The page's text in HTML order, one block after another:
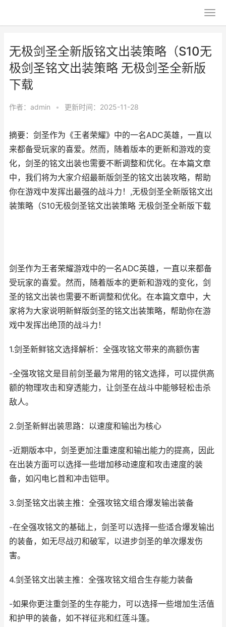
无极剑圣全新版铭文出装策略（S10无
极剑圣铭文出装策略 无极剑圣全新版
下载
作者： admin • 更新时间：2025-11-28
摘要：剑圣作为《王者荣耀》中的一名ADC英雄，一直以
来都备受玩家的喜爱。然而，随着版本的更新和游戏的变
化，剑圣的铭文出装也需要不断调整和优化。在本篇文章
中，我们将为大家介绍最新版剑圣的铭文出装攻略，帮助
你在游戏中发挥出最强的战斗力！,无极剑圣全新版铭文出
装策略（S10无极剑圣铭文出装策略 无极剑圣全新版下载
剑圣作为王者荣耀游戏中的一名ADC英雄，一直以来都备
受玩家的喜爱。然而，随着版本的更新和游戏的变化，剑
圣的铭文出装也需要不断调整和优化。在本篇文章中，大
家将为大家说明新鲜版剑圣的铭文出装策略，帮助你在游
戏中发挥出绝顶的战斗力！
1.剑圣新鲜铭文选择解析：全强攻铭文带来的高额伤害
-全强攻铭文是目前剑圣最为常用的铭文选择，可以提供高
额的物理攻击和穿透能力，让剑圣在战斗中能够轻松击杀
敌人。
2.剑圣新鲜出装思路：以速度和输出为核心
-近期版本中，剑圣更加注重速度和输出能力的提高，因此
在出装方面可以选择一些增加移动速度和攻击速度的装
备，如闪电匕首和冲击铠甲。
3.剑圣铭文出装主推：全强攻铭文组合爆发输出装备
-在全强攻铭文的基础上，剑圣可以选择一些适合爆发输出
的装备，如无尽战刃和破军，以进步剑圣的单次爆发伤
害。
4.剑圣铭文出装主推：全强攻铭文组合生存能力装备
-如果你更注重剑圣的生存能力，可以选择一些增加生活值
和护甲的装备，如不祥征兆和红莲斗篷。